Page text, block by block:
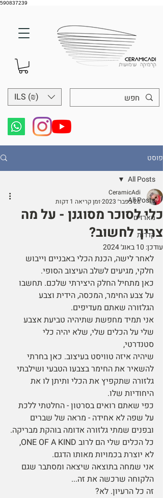
590837239
ILS (₪)
פוסט
All Posts
מארזים
קדרות
All Posts
כלי לסוכר מסוגנן - על מה
צריך לחשוב?
CeramicAdi
26 בפבר׳ 2023
זמן קריאה 1 דקות
עודכן: 10 באוג׳ 2024
לאחר לישה, הכנת הכלי באבניים וייבוש
חלקי, מגיעים לשלב העיצוב הסופי.
כאן מתחיל החלק היצירתי שלכם. תחשבו
על צבע החימר, המכסה, הידית וצבע
הגלזורה שאתם מעדיפים.
אני תמיד מחפשת שתיהיה טביעת אצבע
שלי על הכלים שלי, שלא יהיה כלי
סטנדרטי,
שיהיה איזה טוויסט בעיצוב. כאן בחרתי
להשאיר את החימר בצבעו הטבעי ושילבתי
גלזורה שתקפיץ את הכלי ותיתן לו את
היחודיות שלו.
כפי שאתם רואים בסרטון - החלטתי ללכת
על שפה לא אחידה - מראה של שברים
ובפנים שמתי גלזורה אדומה בוהקת מבריקה.
כל הכלים שלי הם לרוב ONE OF A KIND,
לא יוצרת בכמויות מאותו הדגם.
אני שמחה בתוצאה שיצאה ומסתבר שגם
הלקוחה שרכשה את זה...
זה כל הרעיון. לא?